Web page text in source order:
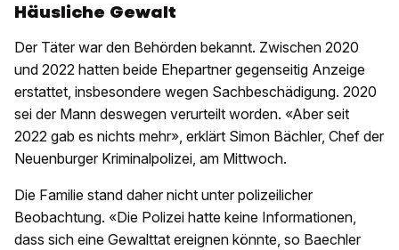
Häusliche Gewalt
Der Täter war den Behörden bekannt. Zwischen 2020
und 2022 hatten beide Ehepartner gegenseitig Anzeige
erstattet, insbesondere wegen Sachbeschädigung. 2020
sei der Mann deswegen verurteilt worden. «Aber seit
2022 gab es nichts mehr», erklärt Simon Bächler, Chef der
Neuenburger Kriminalpolizei, am Mittwoch.
Die Familie stand daher nicht unter polizeilicher
Beobachtung. «Die Polizei hatte keine Informationen,
dass sich eine Gewalttat ereignen könnte, so Baechler